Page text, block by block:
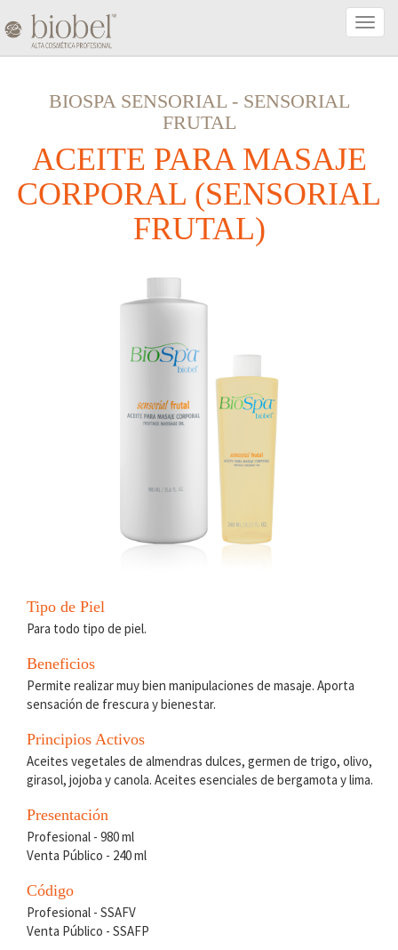
BIOSPA SENSORIAL- SENSORIAL
FRUTAL
ACEITE PARA MASAJE
CORPORAL (SENSORIAL
FRUTAL)
Tipo de Piel
Para todo tipo de piel.
Beneficios
Permite realizar muy bien manipulaciones de masaje. Aporta
sensación de frescura y bienestar.
Principios Activos
Aceites vegetales de almendras dulces, germen de trigo, olivo,
girasol, jojoba y canola. Aceites esenciales de bergamota y lima.
Presentación
Profesional - 980 ml
Venta Público - 240 ml
Código
Profesional - SSAFV
Venta Público - SSAFP